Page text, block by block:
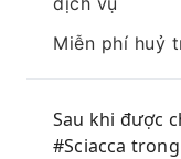
Miễn phí huỷ
Sau khi được
#Sciacca